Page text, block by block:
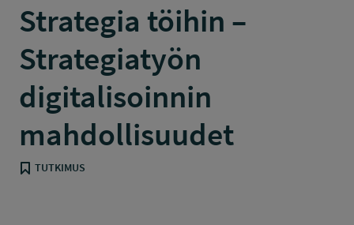
Strategia töihin –
Strategiatyön
digitalisoinnin
mahdollisuudet
TUTKIMUS